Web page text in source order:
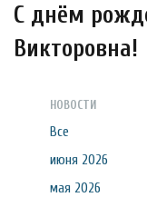
С днём
Викторовна!
НОВОСТИ
Все
июня 2026
мая 2026